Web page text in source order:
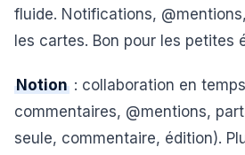
fluide. Notifications,
les cartes. Bon pour les petites
Notion : collaboration en
commentaires, @mentions,
seule, commentaire, édition).